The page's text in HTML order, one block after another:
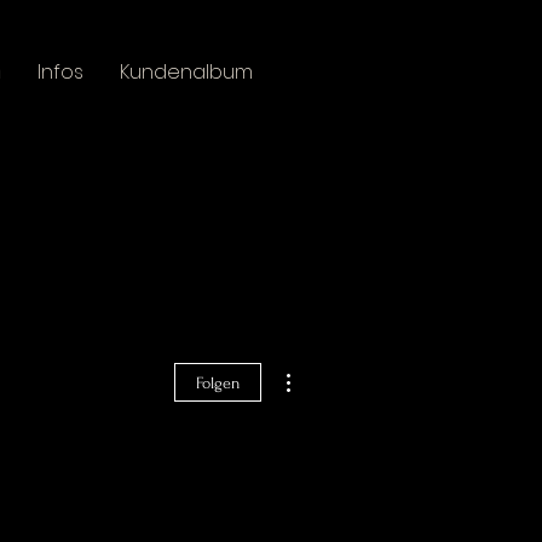
Infos Kundenalbum
Folgen